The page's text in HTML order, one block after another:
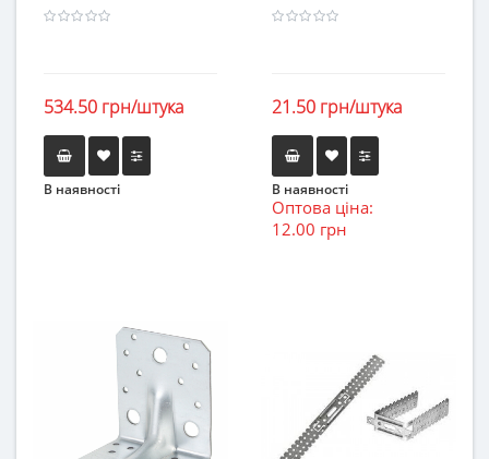
534.50 грн/штука
В наявності
21.50 грн/штука
В наявності
Оптова ціна:
12.00 грн